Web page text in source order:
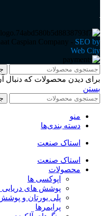
Caspian Company - SEO by
Web City
برای دیدن محصولات که دنبال
بستن
منو
دسته بندی‌ها
استاک صنعت
استاک صنعت
محصولات
اپوکسی ها
پوشش های
پلی یورتان و
پرایمرها